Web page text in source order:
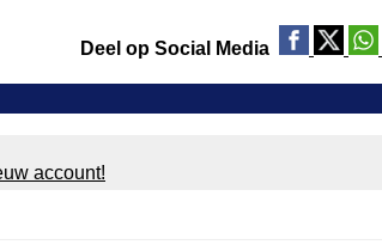
Deel op Social Media
account!